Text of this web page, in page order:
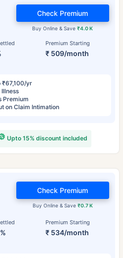
Premium Starting
₹ 509/month
Buy Online & Save₹4.0 K
Check Premium
₹67,100/yr
Premium
on Claim Intimation
Upto 15% discount included
Premium Starting
₹ 534/month
Buy Online & Save ₹0.7 K
Check Premium